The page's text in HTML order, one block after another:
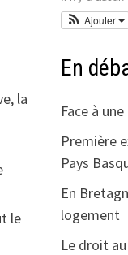
la
le
Ajouter
En
Face à
Première
Pays
En
logement
Le droit